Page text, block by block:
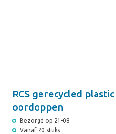
RCS gerecycled
oordoppen
Bezorgd op 21-08
Vanaf 20 stuks